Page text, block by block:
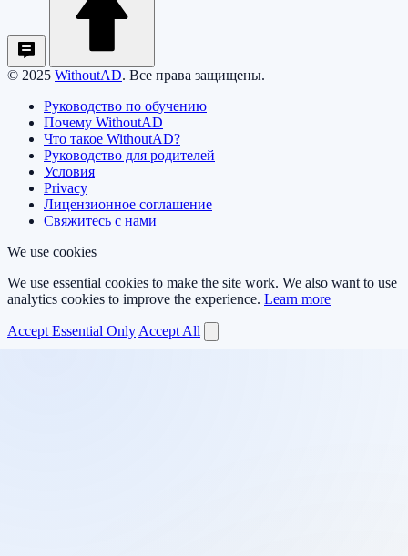
© 2025 WithoutAD. Все права защищены.
Руководство по обучению
Почему WithoutAD
Что такое WithoutAD?
Руководство для родителей
Условия
Privacy
Лицензионное соглашение
Свяжитесь с нами
We use cookies
We use essential cookies to make the site work. We also want to use
analytics cookies to improve the experience. Learn more
Accept Essential Only Accept All